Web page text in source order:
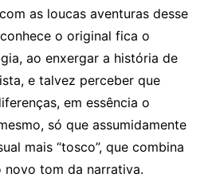
as loucas aventuras desse
o original fica o
ao enxergar a história de
e talvez perceber que
em essência o
só que assumidamente
mais “tosco”, que combina
tom da narrativa.